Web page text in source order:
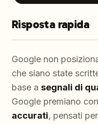
Risposta rapida
Google non
che siano state
base a segnali di
Google premiano
accurati, pensati